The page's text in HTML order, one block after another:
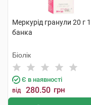
Меркурід гранули 20 г 1
банка
Біолік
Є в наявності
від 280.50 грн